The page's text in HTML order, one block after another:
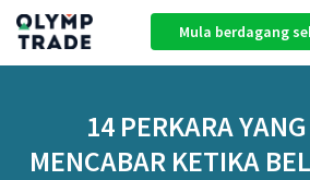
Mula berdagang
14 PERKARA
MENCABAR KETIKA